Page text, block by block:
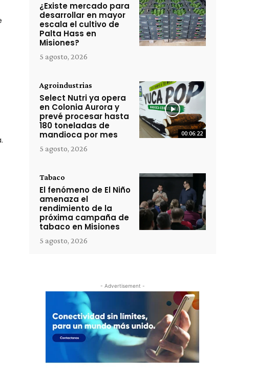
¿Existe mercado para
desarrollar en mayor
escala el cultivo de
Palta Hass en
Misiones?
5 agosto, 2026
00:06:22
Agroindustrias
Select Nutri ya opera
en Colonia Aurora y
prevé procesar hasta
180 toneladas de
mandioca por mes
5 agosto, 2026
Tabaco
El fenómeno de El Niño
amenaza el
rendimiento de la
próxima campaña de
tabaco en Misiones
5 agosto, 2026
- Advertisement -